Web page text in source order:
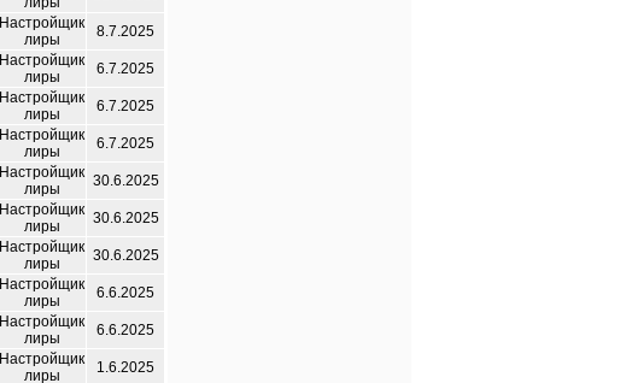
Настройщик
лиры
8.7.2025
Настройщик
лиры
6.7.2025
Настройщик
лиры
6.7.2025
Настройщик
лиры
6.7.2025
Настройщик
лиры
30.6.2025
Настройщик
лиры
30.6.2025
Настройщик
лиры
30.6.2025
Настройщик
лиры
6.6.2025
Настройщик
лиры
6.6.2025
Настройщик
лиры
1.6.2025